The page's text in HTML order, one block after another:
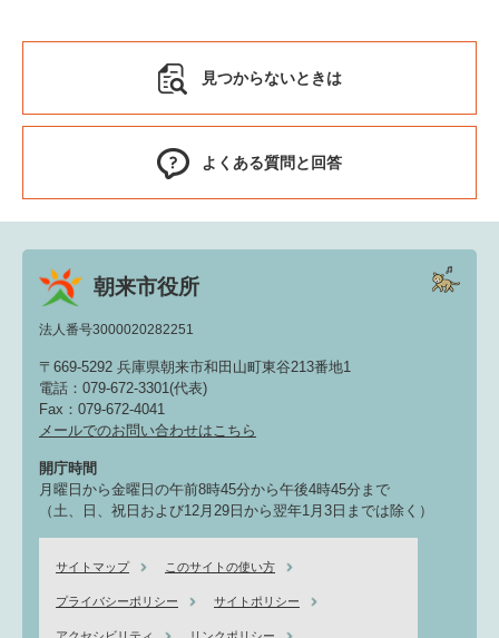
見つからないときは
よくある質問と回答
朝来市役所
法人番号3000020282251
〒669-5292 兵庫県朝来市和田山町東谷213番地1
電話：079-672-3301(代表)
Fax：079-672-4041
メールでのお問い合わせはこちら
開庁時間
月曜日から金曜日の午前8時45分から午後4時45分まで
（土、日、祝日および12月29日から翌年1月3日までは除く）
サイトマップ このサイトの使い方
プライバシーポリシー サイトポリシー
アクセシビリティ リンクポリシー